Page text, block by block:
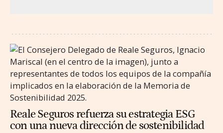
Reale Seguros refuerza su estrategia ESG
con una nueva dirección de sostenibilidad